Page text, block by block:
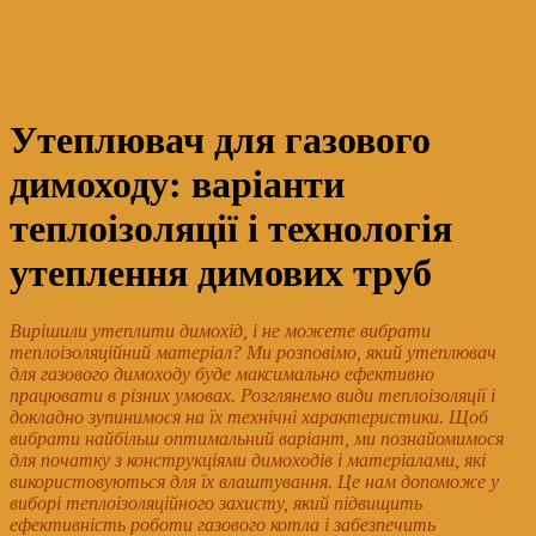
Утеплювач для газового
димоходу: варіанти
теплоізоляції і технологія
утеплення димових труб
Вирішили утеплити димохід, і не можете вибрати
теплоізоляційний матеріал? Ми розповімо, який утеплювач
для газового димоходу буде максимально ефективно
працювати в різних умовах. Розглянемо види теплоізоляції і
докладно зупинимося на їх технічні характеристики. Щоб
вибрати найбільш оптимальний варіант, ми познайомимося
для початку з конструкціями димоходів і матеріалами, які
використовуються для їх влаштування. Це нам допоможе у
виборі теплоізоляційного захисту, який підвищить
ефективність роботи газового котла і забезпечить